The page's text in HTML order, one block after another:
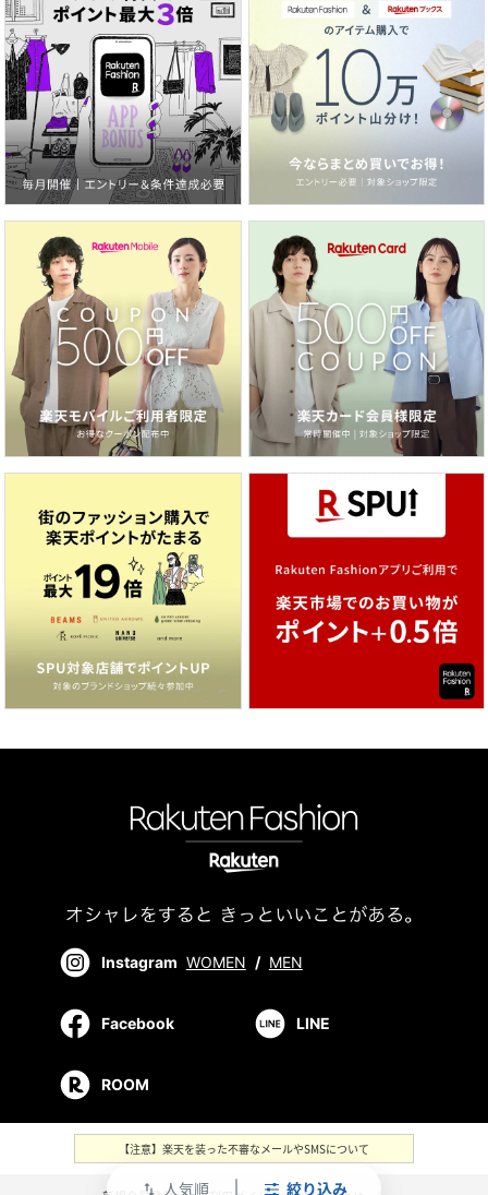
swap_vert 人気順 絞り込み
Instagram WOMEN / MEN
Facebook LINE
ROOM
【注意】楽天を装った不審なメールやSMSについて